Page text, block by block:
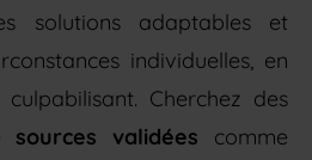
solutions adaptables et
individuelles, en
Cherchez des
sources validées comme